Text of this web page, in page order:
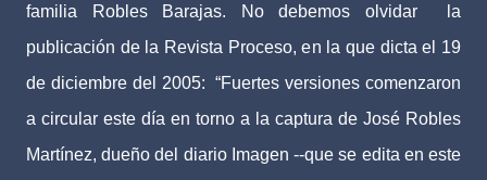
familia Robles Barajas. No debemos olvidar
la
publicación de la Revista Proceso, en la que dicta el 19
de diciembre del 2005:
“Fuertes versiones comenzaron
a circular este día en torno a la captura de José Robles
Martínez, dueño del diario Imagen --que se edita en este